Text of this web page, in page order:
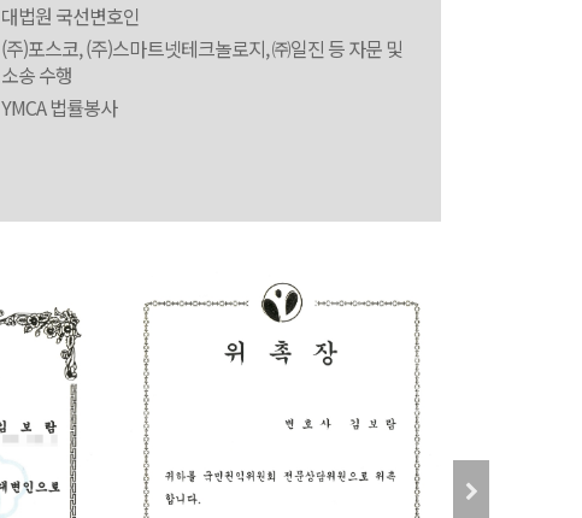
대법원 국선변호인
(주)포스코, (주)스마트넷테크놀로지, ㈜일진 등 자문 및
소송 수행
YMCA 법률봉사